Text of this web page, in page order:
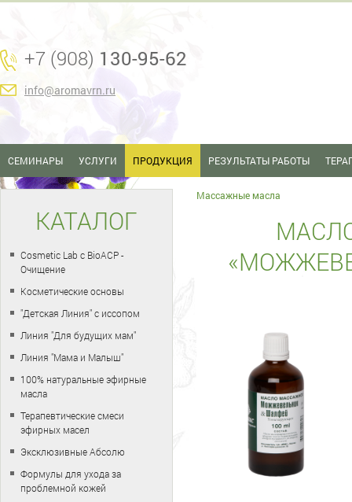
+7 (908) 130-95-62
info@aromavrn.ru
СЕМИНАРЫ УСЛУГИ ПРОДУКЦИЯ РЕЗУЛЬТАТЫ РАБОТЫ
Массажные масла
КАТАЛОГ
Cosmetic Lab с BioACP -
Очищение
Косметические основы
"Детская Линия" с иссопом
Линия "Для будущих мам"
Линия "Мама и Малыш"
100% натуральные эфирные
масла
Терапевтические смеси
эфирных масел
Эксклюзивные Абсолю
Формулы для ухода за
проблемной кожей